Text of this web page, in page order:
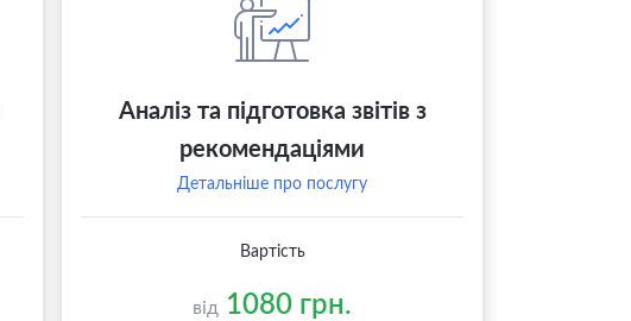
Аналіз та підготовка звітів з
рекомендаціями
Детальніше про послугу
Вартість
від 1080 грн.